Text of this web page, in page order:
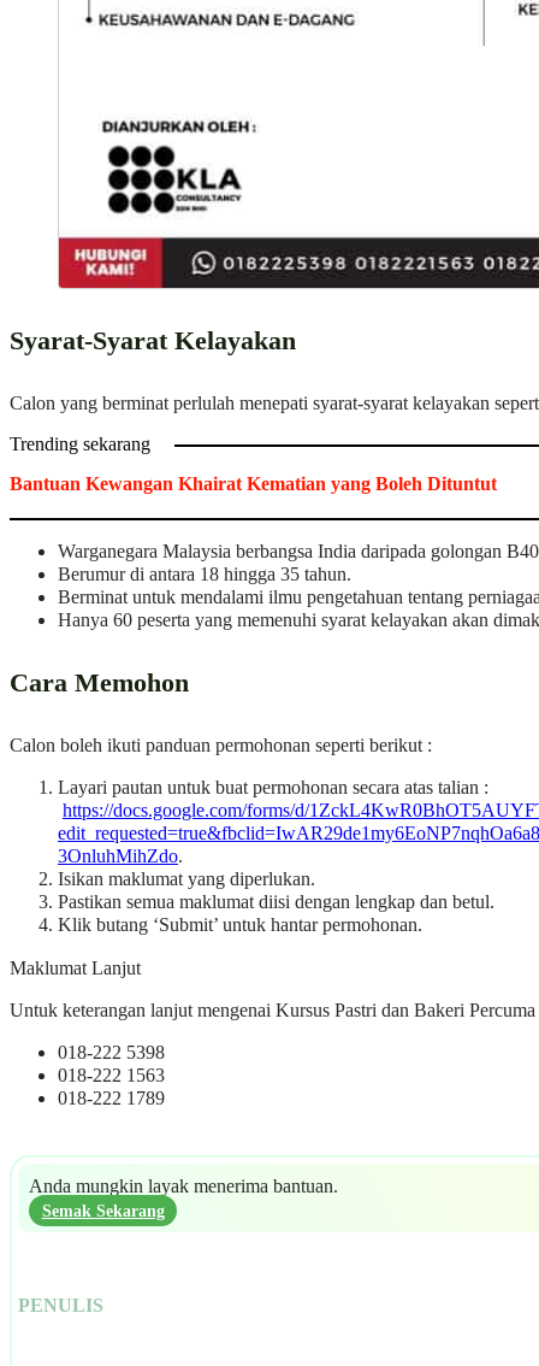
Syarat-Syarat Kelayakan
Calon yang berminat perlulah menepati syarat-syarat kelayakan
Trending sekarang
Bantuan Kewangan Khairat Kematian yang Boleh Dituntut
Warganegara Malaysia berbangsa India daripada golongan
Berumur di antara 18 hingga 35 tahun.
Berminat untuk mendalami ilmu pengetahuan tentang
Hanya 60 peserta yang memenuhi syarat kelayakan akan
Cara Memohon
Calon boleh ikuti panduan permohonan seperti berikut :
Layari pautan untuk buat permohonan secara atas talian :
https://docs.google.com/forms/d/
3OnluhMihZdo.
Isikan maklumat yang diperlukan.
Pastikan semua maklumat diisi dengan lengkap dan betul.
Klik butang ‘Submit’ untuk hantar permohonan.
Maklumat Lanjut
Untuk keterangan lanjut mengenai Kursus Pastri dan Bakeri
018-222 5398
018-222 1563
018-222 1789
Anda mungkin layak menerima bantuan.
Semak Sekarang
PENULIS